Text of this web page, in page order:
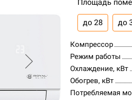
Площадь
до 28 до
Компрессор
Режим работы
Охлаждение, кВт
Обогрев, кВт
Потребляемая